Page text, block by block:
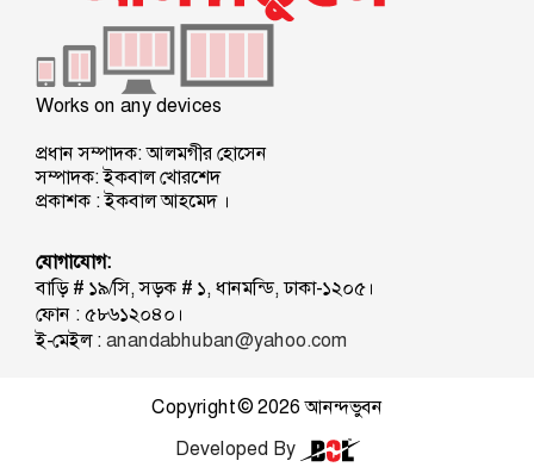
Works on any devices
প্রধান সম্পাদক: আলমগীর হোসেন
সম্পাদক: ইকবাল খোরশেদ
প্রকাশক : ইকবাল আহমেদ ।
যোগাযোগ:
বাড়ি # ১৯/সি, সড়ক # ১, ধানমন্ডি, ঢাকা-১২০৫।
ফোন : ৫৮৬১২০৪০।
ই-মেইল :anandabhuban@yahoo.com
Copyright © 2026আনন্দভুবন
Developed By